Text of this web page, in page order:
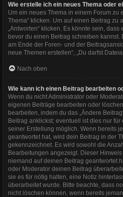
Wie erstelle ich ein neues Thema oder
Um ein neues Thema in einem Forum zu
Thema“ klicken. Um auf einen Beitrag zu
„Antworten“ klicken. Es könnte sein,
bevor du einen Beitrag schreiben
am Ende der Foren- und der
neue Themen erstellen“, „Du darfst
Nach oben
Wie kann ich einen Beitrag bearbeiten
Wenn du nicht Administrator oder
eigenen Beiträge bearbeiten oder
bearbeiten, indem du das „Ändere
Beitrag anklickst; eventuell ist dies nur
seiner Erstellung möglich. Wenn bereits
geantwortet hat, wird dein Beitrag in der
gekennzeichnet. Es wird sowohl die
Bearbeitungen angezeigt. Dieser
niemand auf deinen Beitrag geantwortet
oder Moderator deinen Beitrag
sie es für nötig halten, eine Notiz
überarbeitet wurde. Bitte beachte, dass
nicht löschen können, wenn bereits